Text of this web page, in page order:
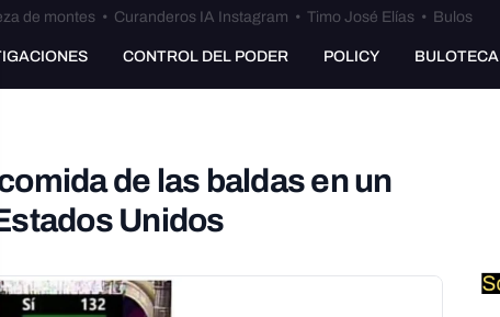
de montes• Curanderos IA Instagram • Timo José Elías• Bulos
CONTROL DEL PODER POLICY BULOTECA
de las baldas en un
Unidos